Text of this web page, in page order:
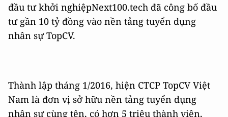
đầu tư khởi nghiệpNext100.tech đã công bố đầu
tư gần 10 tỷ đồng vào nền tảng tuyển dụng
nhân sự TopCV.
Thành lập tháng 1/2016, hiện CTCP TopCV Việt
Nam là đơn vị sở hữu nền tảng tuyển dụng
nhân sự cùng tên, có hơn 5 triệu thành viên,